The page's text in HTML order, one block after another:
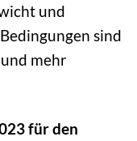
und
sind
mehr
für den